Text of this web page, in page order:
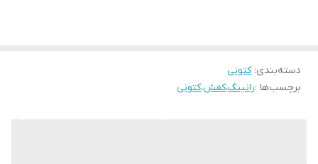
دسته‌بندی:کتونی
برچسب‌ها :رانینگ،کفش،کتونی